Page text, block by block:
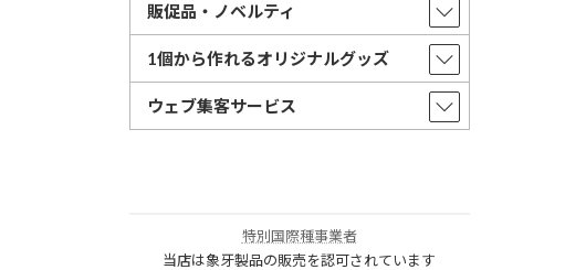
販促品・ノベルティ
1個から作れるオリジナルグッズ
ウェブ集客サービス
特別国際種事業者
当店は象牙製品の販売を認可されています